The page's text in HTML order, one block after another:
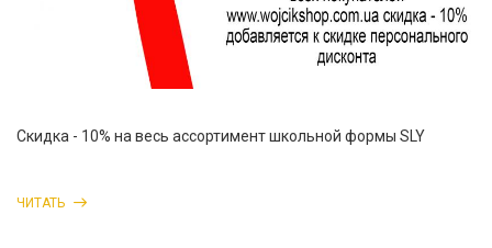
Скидка - 10% на весь ассортимент школьной формы SLY
ЧИТАТЬ